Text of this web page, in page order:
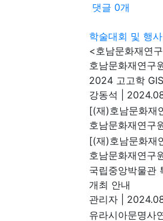
댓글 0개
학술대회 및 행사
<호남문화재연
호남문화재연구
2024 고고학
강동석
[(재)호남문화재
호남문화재연구
[(재)호남문화재
호남문화재연구
국립중앙박물관
개최 안내
관리자
유라시아문명사